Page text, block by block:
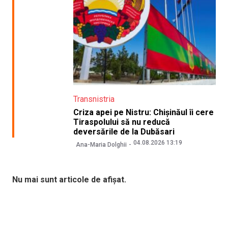
Transnistria
Criza apei pe Nistru: Chișinăul îi cere
Tiraspolului să nu reducă
deversările de la Dubăsari
Ana-Maria Dolghii 04.08.2026 13:19
Nu mai sunt articole de afișat.